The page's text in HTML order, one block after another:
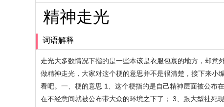
精神走光
词语解释
走光大多数情况下指的是一些本该是衣服包裹的地方，却
做精神走光，大家对这个梗的意思并不是很清楚，接下来
看吧。一、梗的意思 1、这个梗指的是自己精神层面被公布
在不经意间就被公布带大众的环境之下了； 3、跟大型社死